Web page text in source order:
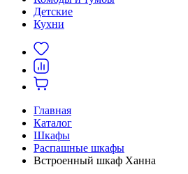
Детские
Кухни
Главная
Каталог
Шкафы
Распашные шкафы
Встроенный шкаф Ханна